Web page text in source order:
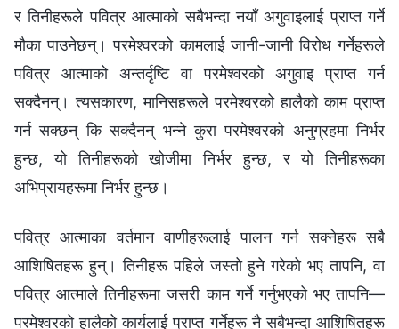
र तिनीहरूले पवित्र आत्‍माको सबैभन्दा नयाँ अगुवाइलाई प्राप्त गर्ने
मौका पाउनेछन्। परमेश्‍वरको कामलाई जानी-जानी विरोध गर्नेहरूले
पवित्र आत्‍माको अन्तर्दृष्टि वा परमेश्‍वरको अगुवाइ प्राप्त गर्न
सक्दैनन्। त्यसकारण, मानिसहरूले परमेश्‍वरको हालैको काम प्राप्त
गर्न सक्छन् कि सक्दैनन् भन्‍ने कुरा परमेश्‍वरको अनुग्रहमा निर्भर
हुन्छ, यो तिनीहरूको खोजीमा निर्भर हुन्छ, र यो तिनीहरूका
अभिप्रायहरूमा निर्भर हुन्छ।
पवित्र आत्माका वर्तमान वाणीहरूलाई पालन गर्न सक्‍नेहरू सबै
आशिषितहरू हुन्। तिनीहरू पहिले जस्तो हुने गरेको भए तापनि, वा
पवित्र आत्माले तिनीहरूमा जसरी काम गर्ने गर्नुभएको भए तापनि—
परमेश्‍वरको हालैको कार्यलाई प्राप्त गर्नेहरू नै सबैभन्दा आशिषितहरू